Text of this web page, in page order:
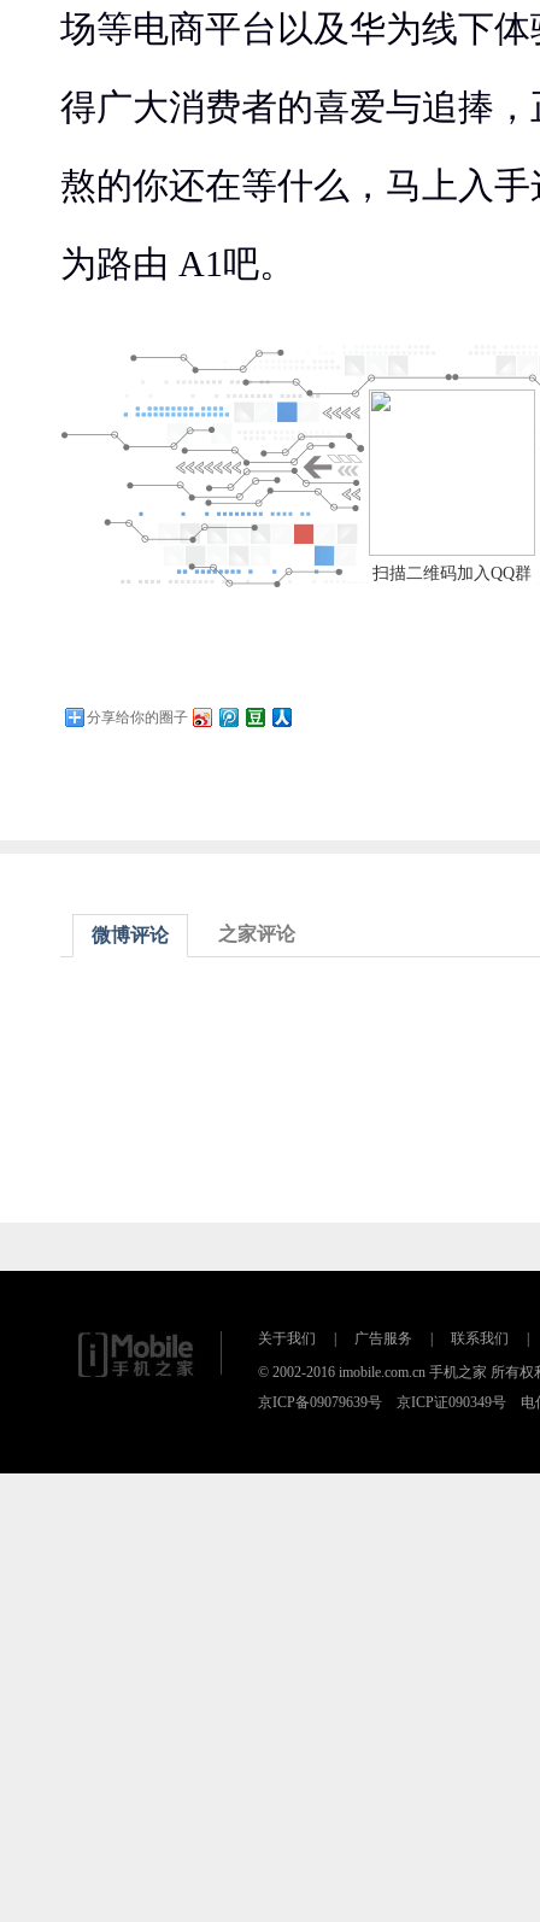
场等电商平台以及华为线下
得广大消费者的喜爱与追捧
熬的你还在等什么，马上入
为路由 A1吧。
扫描二维码加入QQ群
分享给你的圈子
微博评论 之家评论
关于我们 广告服务 联系我们
© 2002-2016 imobile.com.cn 手机之家 所有权
京ICP备09079639号 京ICP证090349号 电